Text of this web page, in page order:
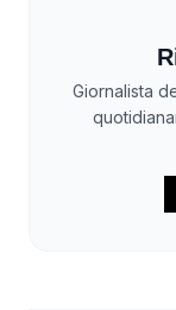
Giornalista